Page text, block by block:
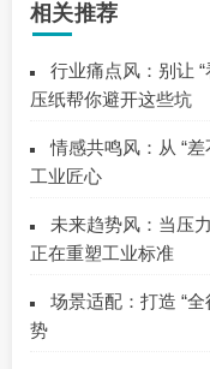
相关推荐
行业痛点风：别让
压纸帮你避开这些坑
情感共鸣风：从 “
工业匠心
未来趋势风：当压
正在重塑工业标准
场景适配：打造 “
势